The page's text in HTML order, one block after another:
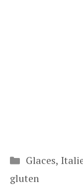
Catégories
Glaces,
gluten